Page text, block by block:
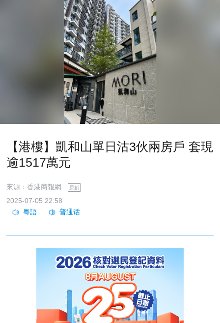
【港樓】凱和山單日沽3伙兩房戶 套現
逾1517萬元
來源：香港商報網 原創
2025-07-05 22:58